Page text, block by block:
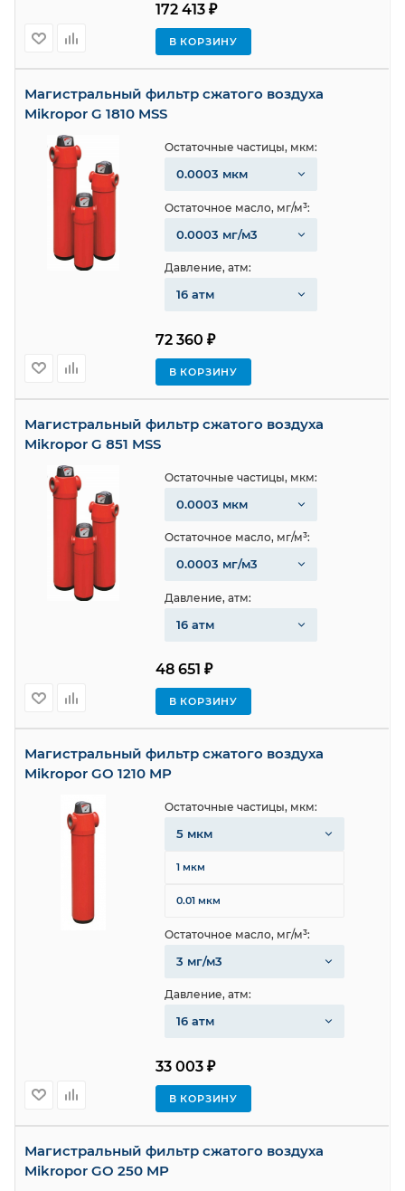
172 413 ₽
В КОРЗИНУ
Магистральный фильтр сжатого воздуха
Mikropor G 1810 MSS
72 360 ₽
В КОРЗИНУ
Остаточные частицы, мкм:
0.0003 мкм
Остаточное масло, мг/м³:
0.0003 мг/м3
Давление, атм:
16 атм
Магистральный фильтр сжатого воздуха
Mikropor G 851 MSS
48 651 ₽
В КОРЗИНУ
Остаточные частицы, мкм:
0.0003 мкм
Остаточное масло, мг/м³:
0.0003 мг/м3
Давление, атм:
16 атм
Магистральный фильтр сжатого воздуха
Mikropor GO 1210 MP
33 003 ₽
В КОРЗИНУ
Остаточные частицы, мкм:
5 мкм
1 мкм
0.01 мкм
Остаточное масло, мг/м³:
3 мг/м3
Давление, атм:
16 атм
Магистральный фильтр сжатого воздуха
Mikropor GO 250 MP